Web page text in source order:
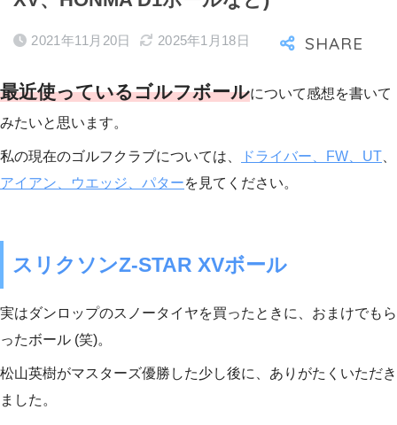
2021年11月20日 2025年1月18日
最近使っているゴルフボールについて感想を書いて
みたいと思います。
私の現在のゴルフクラブについては、 ドライバー、FW、UT
アイアン、ウエッジ、パターを見てください。
スリクソンZ-STAR XVボール
実はダンロップのスノータイヤを買ったときに、おまけでもら
ったボール (笑)。
松山英樹がマスターズ優勝した少し後に、ありがたくいただき
ました。